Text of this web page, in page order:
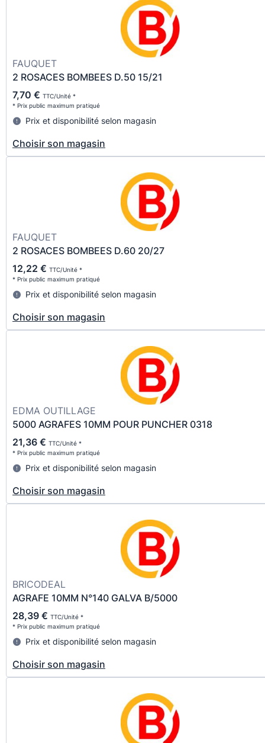
FAUQUET
2 ROSACES BOMBEES D.50 15/21
7,70 € TTC/Unité *
* Prix public maximum pratiqué
Prix et disponibilité selon magasin
Choisir son magasin
FAUQUET
2 ROSACES BOMBEES D.60 20/27
12,22 € TTC/Unité *
* Prix public maximum pratiqué
Prix et disponibilité selon magasin
Choisir son magasin
EDMA OUTILLAGE
5000 AGRAFES 10MM POUR PUNCHER 0318
21,36 € TTC/Unité *
* Prix public maximum pratiqué
Prix et disponibilité selon magasin
Choisir son magasin
BRICODEAL
AGRAFE 10MM N°140 GALVA B/5000
28,39 € TTC/Unité *
* Prix public maximum pratiqué
Prix et disponibilité selon magasin
Choisir son magasin